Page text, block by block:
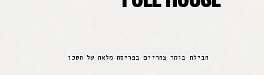
חבילת בוקר צהריים בפריסה מלאה של השכן